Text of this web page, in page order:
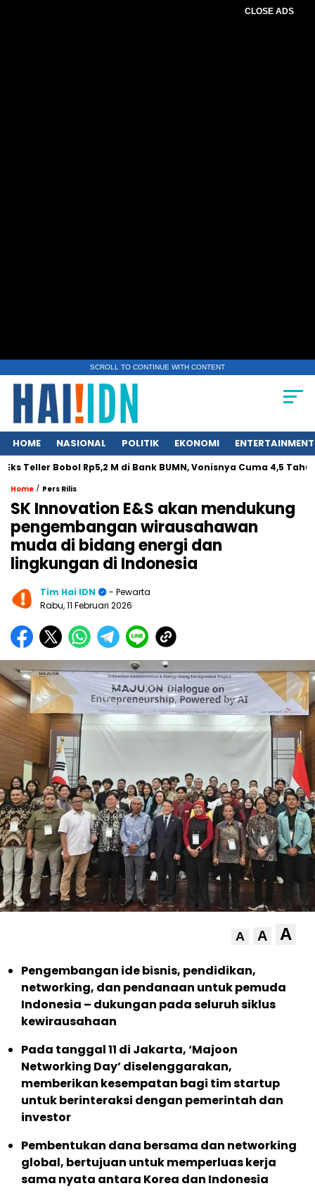
CLOSE ADS
SCROLL TO CONTINUE WITH CONTENT
HOME NASIONAL POLITIK EKONOMI ENTERTAINMENT
Bobol Rp5,2 M di Bank BUMN, Vonisnya Cuma 4,5 Tahun
Home / Pers Rilis
SK Innovation E&S akan mendukung
pengembangan wirausahawan
muda di bidang energi dan
lingkungan di Indonesia
Tim Hai IDN
- Pewarta
Rabu, 11 Februari 2026
A A A
Pengembangan ide bisnis, pendidikan,
networking, dan pendanaan untuk pemuda
Indonesia – dukungan pada seluruh siklus
kewirausahaan
Pada tanggal 11 di Jakarta, ‘Majoon
Networking Day’ diselenggarakan,
memberikan kesempatan bagi tim startup
untuk berinteraksi dengan pemerintah dan
investor
Pembentukan dana bersama dan networking
global, bertujuan untuk memperluas kerja
sama nyata antara Korea dan Indonesia